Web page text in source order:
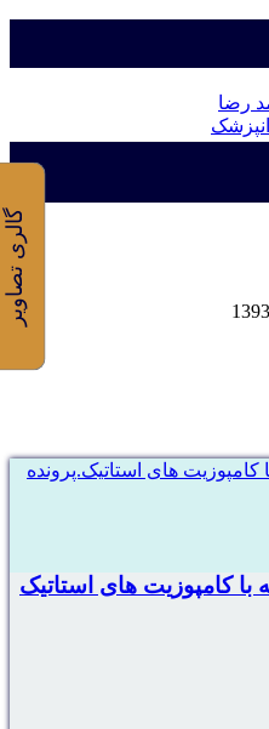
کامپوزیت های استاتیک
گالری تصاویر